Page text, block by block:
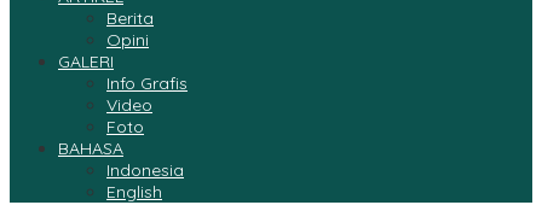
Berita
Opini
GALERI
Info Grafis
Video
Foto
BAHASA
Indonesia
English